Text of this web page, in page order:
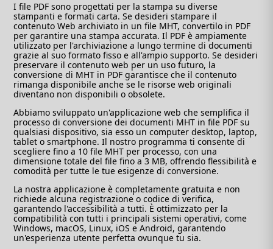
I file PDF sono progettati per la stampa su diverse
stampanti e formati carta. Se desideri stampare il
contenuto Web archiviato in un file MHT, convertilo in PDF
per garantire una stampa accurata. Il PDF è ampiamente
utilizzato per l'archiviazione a lungo termine di documenti
grazie al suo formato fisso e all'ampio supporto. Se desideri
preservare il contenuto web per un uso futuro, la
conversione di MHT in PDF garantisce che il contenuto
rimanga disponibile anche se le risorse web originali
diventano non disponibili o obsolete.
Abbiamo sviluppato un'applicazione web che semplifica il
processo di conversione dei documenti MHT in file PDF su
qualsiasi dispositivo, sia esso un computer desktop, laptop,
tablet o smartphone. Il nostro programma ti consente di
scegliere fino a 10 file MHT per processo, con una
dimensione totale del file fino a 3 MB, offrendo flessibilità e
comodità per tutte le tue esigenze di conversione.
La nostra applicazione è completamente gratuita e non
richiede alcuna registrazione o codice di verifica,
garantendo l'accessibilità a tutti. È ottimizzato per la
compatibilità con tutti i principali sistemi operativi, come
Windows, macOS, Linux, iOS e Android, garantendo
un'esperienza utente perfetta ovunque tu sia.